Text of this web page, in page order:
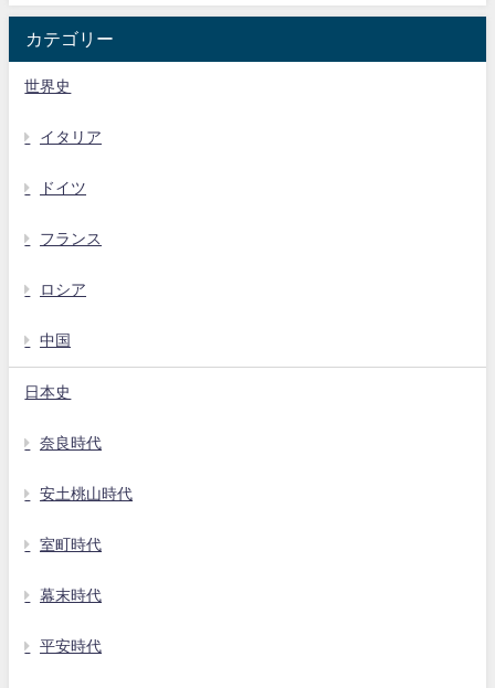
カテゴリー
世界史
イタリア
ドイツ
フランス
ロシア
中国
日本史
奈良時代
安土桃山時代
室町時代
幕末時代
平安時代